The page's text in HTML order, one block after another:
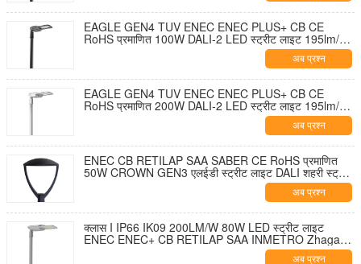
EAGLE GEN4 TUV ENEC ENEC PLUS+ CB CE
RoHS प्रमाणित 100W DALI-2 LED स्ट्रीट लाइट 195lm/W
7 पिन NEMA सॉकेट शॉर्टिंग कैप और 10KV SPD के साथ टूल-
अब प्रश्न
EAGLE GEN4 TUV ENEC ENEC PLUS+ CB CE
RoHS प्रमाणित 200W DALI-2 LED स्ट्रीट लाइट 195lm/W
7 पिन NEMA सॉकेट शॉर्टिंग कैप और 10KV SPD के साथ टूल-
अब प्रश्न
ENEC CB RETILAP SAA SABER CE RoHS प्रमाणित
50W CROWN GEN3 एलईडी स्ट्रीट लाइट DALI शहरी स्ट्रीट
लाइट गार्डन लाइट INMETRO IP66 आउटडोर टूल-फ्री ओपनिंग
अब प्रश्न
क्लास I IP66 IK09 200LM/W 80W LED स्ट्रीट लाइट
ENEC ENEC+ CB RETILAP SAA INMETRO Zhaga-
D4i प्रमाणित 10 साल की वारंटी सार्वजनिक प्रकाश व्यवस्था स्व-
अब प्रश्न